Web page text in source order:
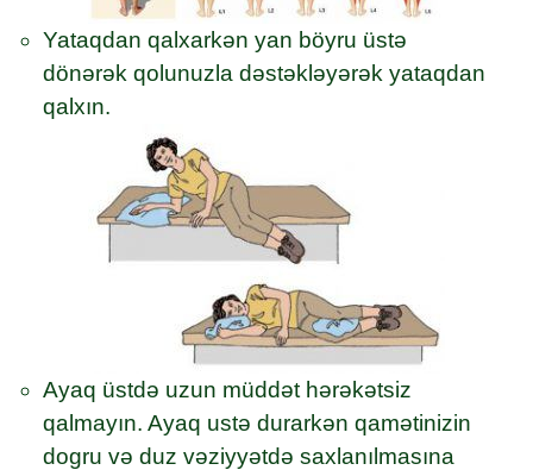
Yataqdan qalxarkən yan böyru üstə
dönərək qolunuzla dəstəkləyərək yataqdan
qalxın.
Ayaq üstdə uzun müddət hərəkətsiz
qalmayın. Ayaq ustə durarkən qamətinizin
dogru və duz vəziyyətdə saxlanılmasına